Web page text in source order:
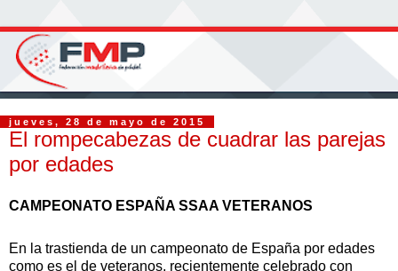
jueves, 28 de mayo de 2015
El rompecabezas de cuadrar las parejas
por edades
CAMPEONATO ESPAÑA SSAA VETERANOS
En la trastienda de un campeonato de España por edades
como es el de veteranos, recientemente celebrado con